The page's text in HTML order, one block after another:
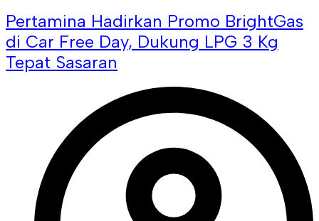
Pertamina Hadirkan Promo BrightGas
di Car Free Day, Dukung LPG 3 Kg
Tepat Sasaran